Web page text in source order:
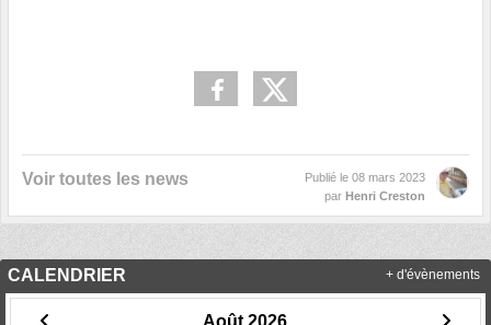
Voir toutes les news Publié le 08 mars 2023
par Henri Creston
CALENDRIER
Août 2026
+ d'évènements